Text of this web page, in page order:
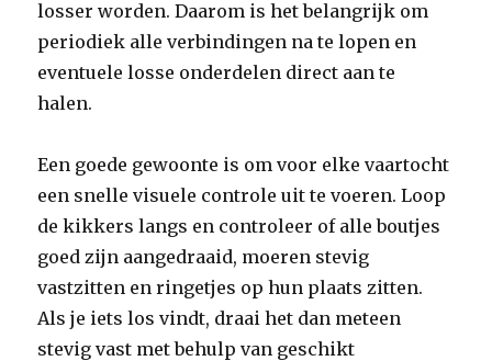
losser worden. Daarom is het belangrijk om
periodiek alle verbindingen na te lopen en
eventuele losse onderdelen direct aan te
halen.
Een goede gewoonte is om voor elke vaartocht
een snelle visuele controle uit te voeren. Loop
de kikkers langs en controleer of alle boutjes
goed zijn aangedraaid, moeren stevig
vastzitten en ringetjes op hun plaats zitten.
Als je iets los vindt, draai het dan meteen
stevig vast met behulp van geschikt